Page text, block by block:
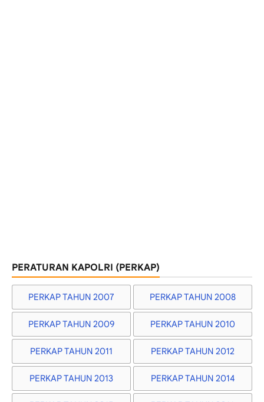
PERATURAN KAPOLRI (PERKAP)
PERKAP TAHUN 2007 PERKAP TAHUN 2008
PERKAP TAHUN 2009 PERKAP TAHUN 2010
PERKAP TAHUN 2011 PERKAP TAHUN 2012
PERKAP TAHUN 2013 PERKAP TAHUN 2014